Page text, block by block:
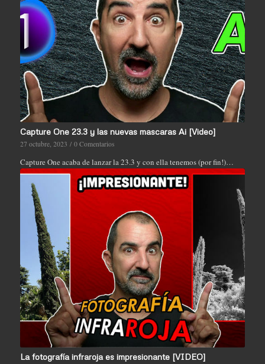
Capture One 23.3 y las nuevas mascaras Ai [Video]
27 octubre, 2023 / 0 Comentarios
Capture One acaba de lanzar la 23.3 y con ella tenemos (por fin!)…
La fotografía infraroja es impresionante [VIDEO]